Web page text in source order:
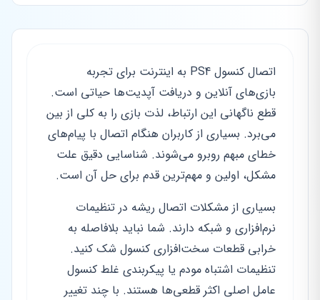
اتصال کنسول PS4 به اینترنت برای تجربه
بازی‌های آنلاین و دریافت آپدیت‌ها حیاتی است.
قطع ناگهانی این ارتباط، لذت بازی را به کلی از بین
می‌برد. بسیاری از کاربران هنگام اتصال با پیام‌های
خطای مبهم روبرو می‌شوند. شناسایی دقیق علت
مشکل، اولین و مهم‌ترین قدم برای حل آن است.
بسیاری از مشکلات اتصال ریشه در تنظیمات
نرم‌افزاری و شبکه دارند. شما نباید بلافاصله به
خرابی قطعات سخت‌افزاری کنسول شک کنید.
تنظیمات اشتباه مودم یا پیکربندی غلط کنسول
عامل اصلی اکثر قطعی‌ها هستند. با چند تغییر